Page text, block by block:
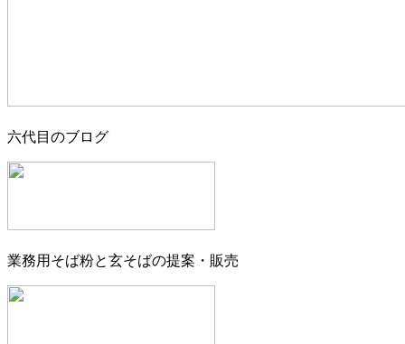
六代目のブログ
業務用そば粉と玄そばの提案・販売